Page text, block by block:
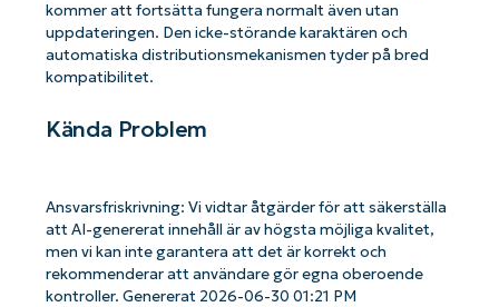
kommer att fortsätta fungera normalt även utan
uppdateringen. Den icke-störande karaktären och
automatiska distributionsmekanismen tyder på bred
kompatibilitet.
Kända Problem
Ansvarsfriskrivning: Vi vidtar åtgärder för att säkerställa
att AI-genererat innehåll är av högsta möjliga kvalitet,
men vi kan inte garantera att det är korrekt och
rekommenderar att användare gör egna oberoende
kontroller. Genererat 2026-06-30 01:21 PM